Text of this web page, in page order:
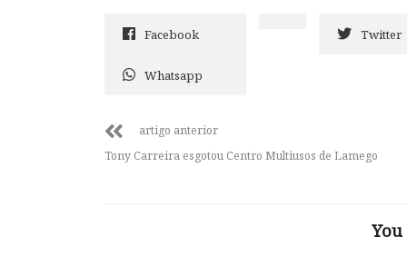
Facebook Twitter
Whatsapp
artigo anterior
Tony Carreira esgotou Centro Multiusos de Lamego